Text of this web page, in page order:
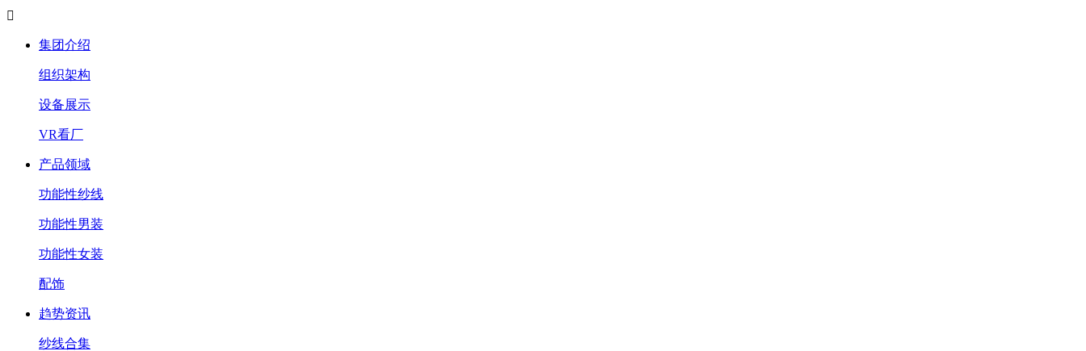

集团介绍
组织架构
设备展示
VR看厂
产品领域
功能性纱线
功能性男装
功能性女装
配饰
趋势资讯
纱线合集